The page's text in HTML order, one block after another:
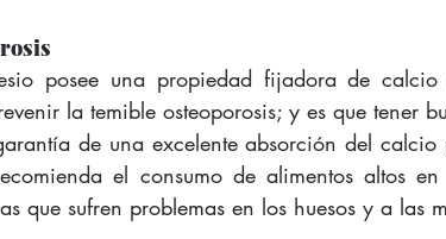
posee una propiedad fijadora de
la temible osteoporosis; y es que tener
de una excelente absorción del calcio
el consumo de alimentos altos en
que sufren problemas en los huesos y a las